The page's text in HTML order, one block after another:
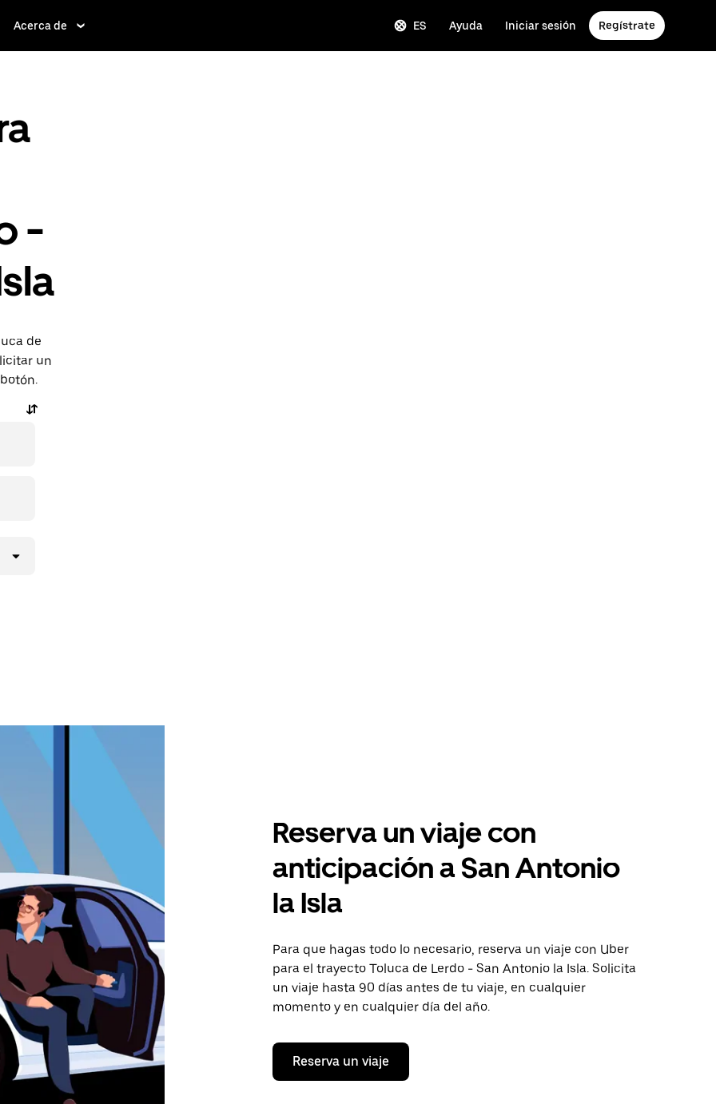
Acerca de ES Ayuda Iniciar sesión Regístrate
-
de
un
Reserva un viaje con
anticipación a San Antonio
la Isla
Para que hagas todo lo necesario, reserva un viaje con Uber
para el trayecto Toluca de Lerdo - San Antonio la Isla. Solicita
un viaje hasta 90 días antes de tu viaje, en cualquier
momento y en cualquier día del año.
Reserva un viaje